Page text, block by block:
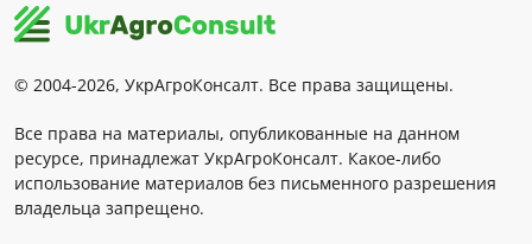
© 2004-2026, УкрАгроКонсалт. Все права защищены.
Все права на материалы, опубликованные на данном
ресурсе, принадлежат УкрАгроКонсалт. Какое-либо
использование материалов без письменного разрешения
владельца запрещено.